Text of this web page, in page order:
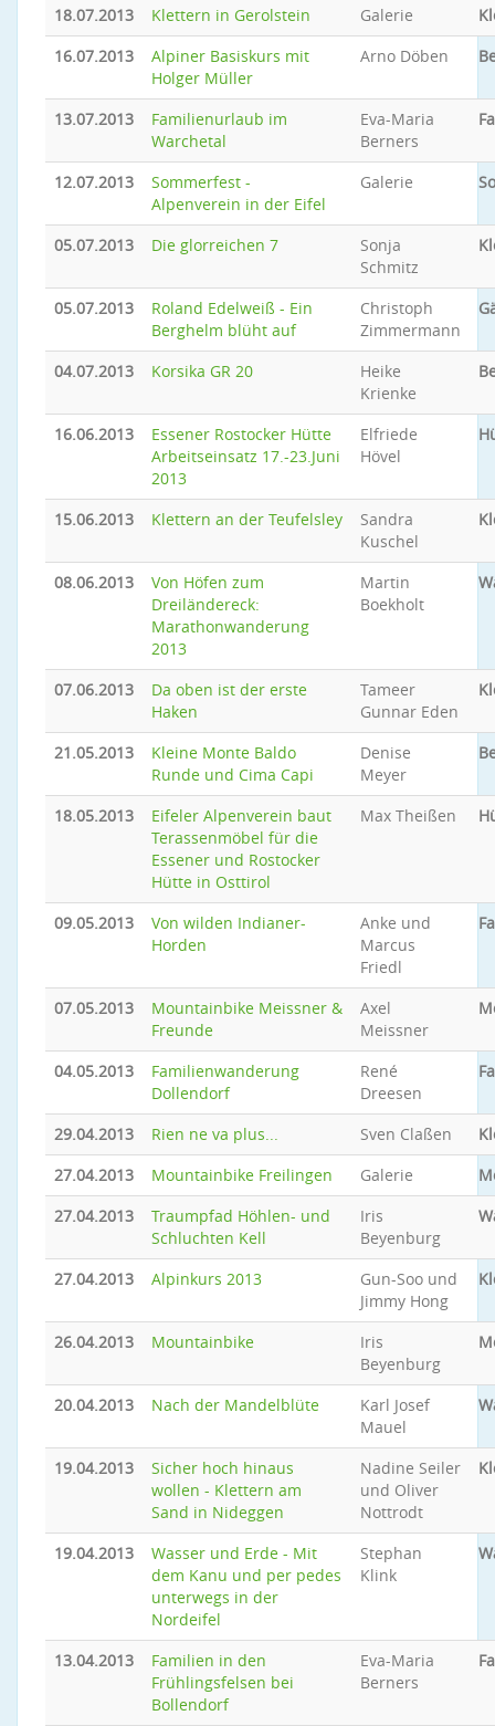
18.07.2013 Klettern in Gerolstein Galerie
16.07.2013
Alpiner Basiskurs mit
Holger Müller
Arno Döben
13.07.2013
Familienurlaub im
Warchetal
Eva-Maria
Berners
12.07.2013
Sommerfest -
Alpenverein in der Eifel
Galerie
05.07.2013 Die glorreichen 7
Sonja
Schmitz
05.07.2013
Roland Edelweiß - Ein
Berghelm blüht auf
Christoph
Zimmermann
04.07.2013 Korsika GR 20
Heike
Krienke
16.06.2013
Essener Rostocker Hütte
Arbeitseinsatz 17.-23.Juni
2013
Elfriede
Hövel
15.06.2013 Klettern an der Teufelsley
Sandra
Kuschel
08.06.2013
Von Höfen zum
Dreiländereck:
Marathonwanderung
2013
Martin
Boekholt
07.06.2013
Da oben ist der erste
Haken
Tameer
Gunnar Eden
21.05.2013
Kleine Monte Baldo
Runde und Cima Capi
Denise
Meyer
18.05.2013
Eifeler Alpenverein baut
Terassenmöbel für die
Essener und Rostocker
Hütte in Osttirol
Max Theißen
09.05.2013
Von wilden Indianer-
Horden
Anke und
Marcus
Friedl
07.05.2013
Mountainbike Meissner &
Freunde
Axel
Meissner
04.05.2013
Familienwanderung
Dollendorf
René
Dreesen
29.04.2013 Rien ne va plus... Sven Claßen
27.04.2013
Mountainbike Freilingen Galerie
27.04.2013
Traumpfad Höhlen- und
Schluchten Kell
Iris
Beyenburg
27.04.2013 Alpinkurs 2013
Gun-Soo und
Jimmy Hong
26.04.2013 Mountainbike
Iris
Beyenburg
20.04.2013 Nach der Mandelblüte
Karl Josef
Mauel
19.04.2013
Sicher hoch hinaus
wollen - Klettern am
Sand in Nideggen
Nadine Seiler
und Oliver
Nottrodt
19.04.2013
Wasser und Erde - Mit
dem Kanu und per pedes
unterwegs in der
Nordeifel
Stephan
Klink
13.04.2013
Familien in den
Frühlingsfelsen bei
Bollendorf
Eva-Maria
Berners